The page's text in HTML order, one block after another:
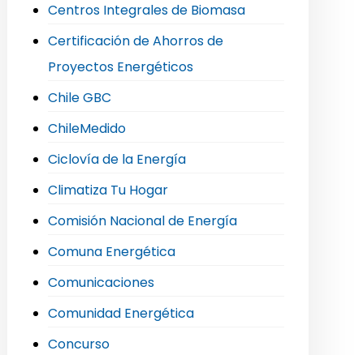
Centros Integrales de Biomasa
Certificación de Ahorros de
Proyectos Energéticos
Chile GBC
ChileMedido
Ciclovía de la Energía
Climatiza Tu Hogar
Comisión Nacional de Energía
Comuna Energética
Comunicaciones
Comunidad Energética
Concurso